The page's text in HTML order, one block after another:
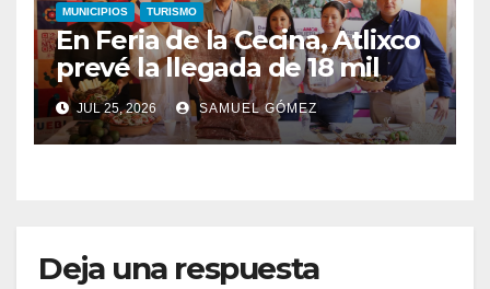
MUNICIPIOS TURISMO
En Feria de la Cecina, Atlixco
prevé la llegada de 18 mil
turistas
JUL 25, 2026 SAMUEL GÓMEZ
Deja una respuesta